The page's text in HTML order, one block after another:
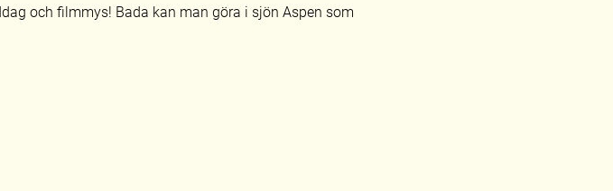
och filmmys! Bada kan man göra i sjön Aspen som